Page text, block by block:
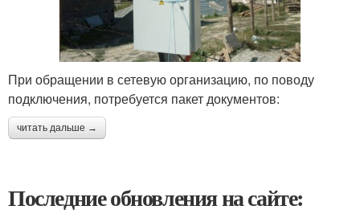
При обращении в сетевую организацию, по поводу
подключения, потребуется пакет документов:
читать дальше →
Последние обновления на сайте: